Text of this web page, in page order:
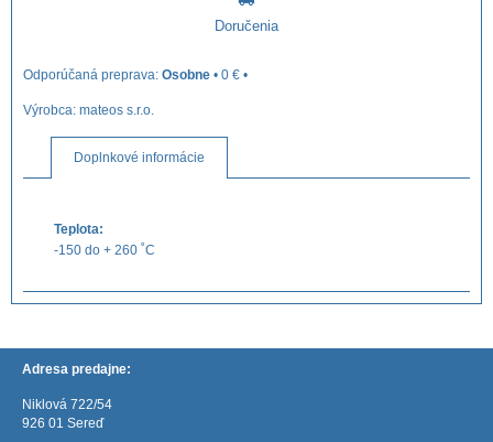
Doručenia
Osobne • 0 € •
Výrobca: mateos s.r.o.
Doplnkové informácie
Teplota:
-150 do + 260 ˚C
Adresa predajne:
Niklová 722/54
926 01 Sereď